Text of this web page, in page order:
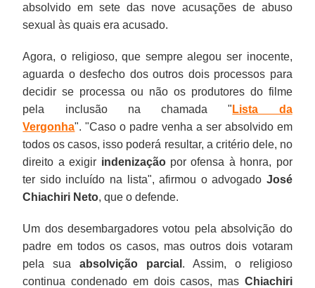
absolvido em sete das nove acusações de abuso
sexual às quais era acusado.
Agora, o religioso, que sempre alegou ser inocente,
aguarda o desfecho dos outros dois processos para
decidir se processa ou não os produtores do filme
pela inclusão na chamada " Lista da
Vergonha". "Caso o padre venha a ser absolvido em
todos os casos, isso poderá resultar, a critério dele, no
direito a exigir indenizaçãopor ofensa à honra, por
ter sido incluído na lista", afirmou o advogado José
Chiachiri Neto, que o defende.
Um dos desembargadores votou pela absolvição do
padre em todos os casos, mas outros dois votaram
pela suaabsolvição parcial . Assim, o religioso
continua condenado em dois casos, mas Chiachiri